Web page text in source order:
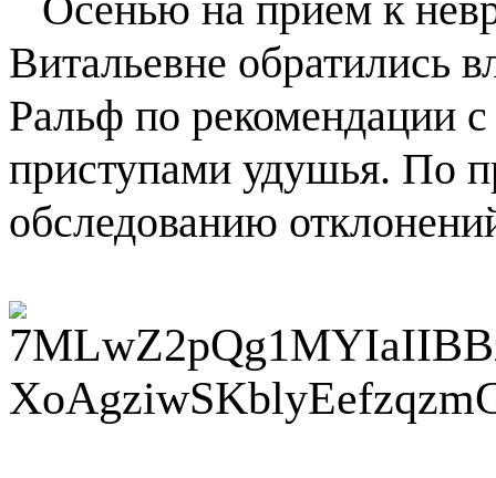
Витальевне обратились
Ральф по рекомендации
приступами удушья. По
обследованию